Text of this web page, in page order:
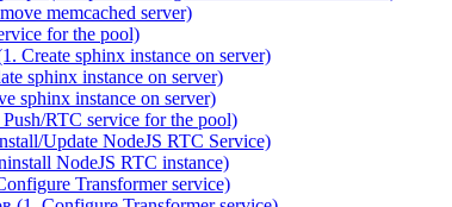
memcached server)
for the pool)
Create sphinx instance on server)
sphinx instance on server)
sphinx instance on server)
RTC service for the pool)
Update NodeJS RTC Service)
NodeJS RTC instance)
Transformer service)